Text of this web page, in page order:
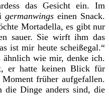
das Gesicht ein. Im
germanwings einen Snack.
Mortadella, es gibt nur
sauer. Sie wirft ihm das
ist mir heute scheißegal.“
wie mir, denke ich.
er hatte keinen Blick für
früher aufgefallen.
die Dinge anders sind, die